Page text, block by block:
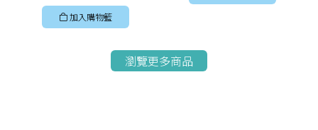
加入購物籃
瀏覽更多商品